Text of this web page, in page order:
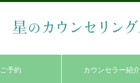
ご予約 カウンセラー紹介